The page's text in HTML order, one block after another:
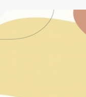
風險更是攀升至兩倍以
尿病、高血壓，或體重
多種代謝異常中，糖尿
（HbA1c）超過8.0%，
以下者的四倍。因此蘇
功能與肝臟超音波外，
生。一名59歲肝癌男性
所幸透過「載藥微球栓
式切除之後再接受肝臟移植，終
是病毒性肝炎，是導致
是酒精性肝炎或藥物性
肝是「沉默的器官」，
會慢慢出現警訊與前兆